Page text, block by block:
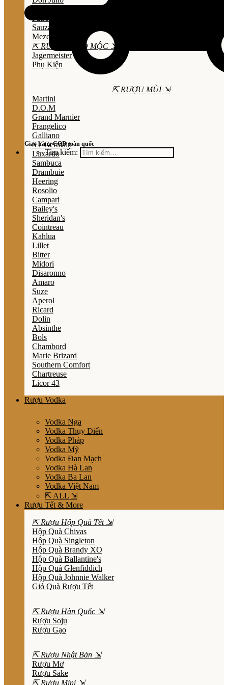
Giao hàng COD toàn quốc
Tìm kiếm:
Sauza
Mezcal
⇱ RƯỢU THẢO MỘC ⇲
Jagermeister
Phụ Kiện
⇱ RƯỢU MÙI ⇲
Martini
D.O.M
Grand Marnier
Frangelico
Galliano
ST Germain
Luxardo
Sambuca
Drambuie
Heering
Rosolio
Campari
Bailey's
Sheridan's
Cointreau
Kahlua
Lillet
Bitter
Midori
Disaronno
Amaro
Suze
Aperol
Ricard
Dolin
Absinthe
Bols
Chambord
Marie Brizard
Southern Comfort
Chartreuse
Licor 43
Rượu Vodka
Vodka Nga
Vodka Thụy Điển
Vodka Pháp
Vodka Mỹ
Vodka Đan Mạch
Vodka Hà Lan
Vodka Ba Lan
Vodka Việt Nam
⇱ ALL ⇲
Rượu Tết & More
⇱ Rượu Hộp Quà Tết ⇲
Hộp Quà Chivas
Hộp Quà Singleton
Hộp Quà Brandy XO
Hộp Quà Ballantine's
Hộp Quà Glenfiddich
Hộp Quà Johnnie Walker
Giỏ Quà Rượu Tết
⇱ Rượu Hàn Quốc ⇲
Rượu Soju
Rượu Gạo
⇱ Rượu Nhật Bản ⇲
Rượu Mơ
Rượu Sake
⇱ Rượu Mini ⇲